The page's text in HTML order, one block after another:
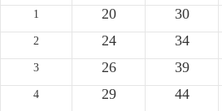
1 20 30
2 24 34
3 26 39
4 29 44